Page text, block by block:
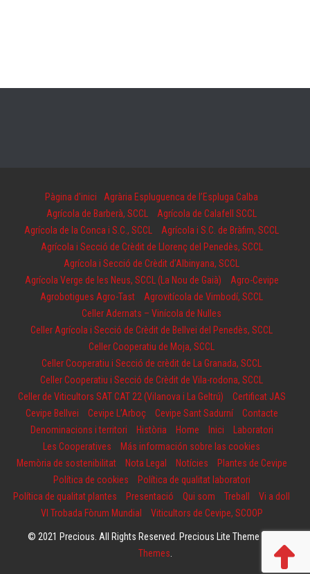
Pàgina d'inici
Agrària Espluguenca de l’Espluga Calba
Agrícola de Barberà, SCCL
Agrícola de Calafell SCCL
Agrícola de la Conca i S.C., SCCL
Agrícola i S.C. de Bràfim, SCCL
Agrícola i Secció de Crèdit de Llorenç del Penedès, SCCL
Agrícola i Secció de Crèdit d’Albinyana, SCCL
Agrícola Verge de les Neus, SCCL (La Nou de Gaià)
Agro-Cevipe
Agrobotigues Agro-Tast
Agrovitícola de Vimbodí, SCCL
Celler Adernats – Vinícola de Nulles
Celler Agrícola i Secció de Crèdit de Bellvei del Penedès, SCCL
Celler Cooperatiu de Moja, SCCL
Celler Cooperatiu i Secció de crèdit de La Granada, SCCL
Celler Cooperatiu i Secció de Crèdit de Vila-rodona, SCCL
Celler de Viticultors SAT CAT 22 (Vilanova i La Geltrú)
Certificat JAS
Cevipe Bellvei
Cevipe L’Arboç Cevipe Sant Sadurní
Contacte
Denominacions i territori
Història Home Inici
Laboratori
Les Cooperatives
Más información sobre las cookies
Memòria de sostenibilitat
Nota Legal Notícies
Plantes de Cevipe
Política de cookies
Política de qualitat laboratori
Política de qualitat plantes
Presentació Qui som Treball
Vi a doll
VI Trobada Fòrum Mundial
Viticultors de Cevipe, SCOOP
© 2021 Precious. All Rights Reserved. Precious Lite Theme by
Themes